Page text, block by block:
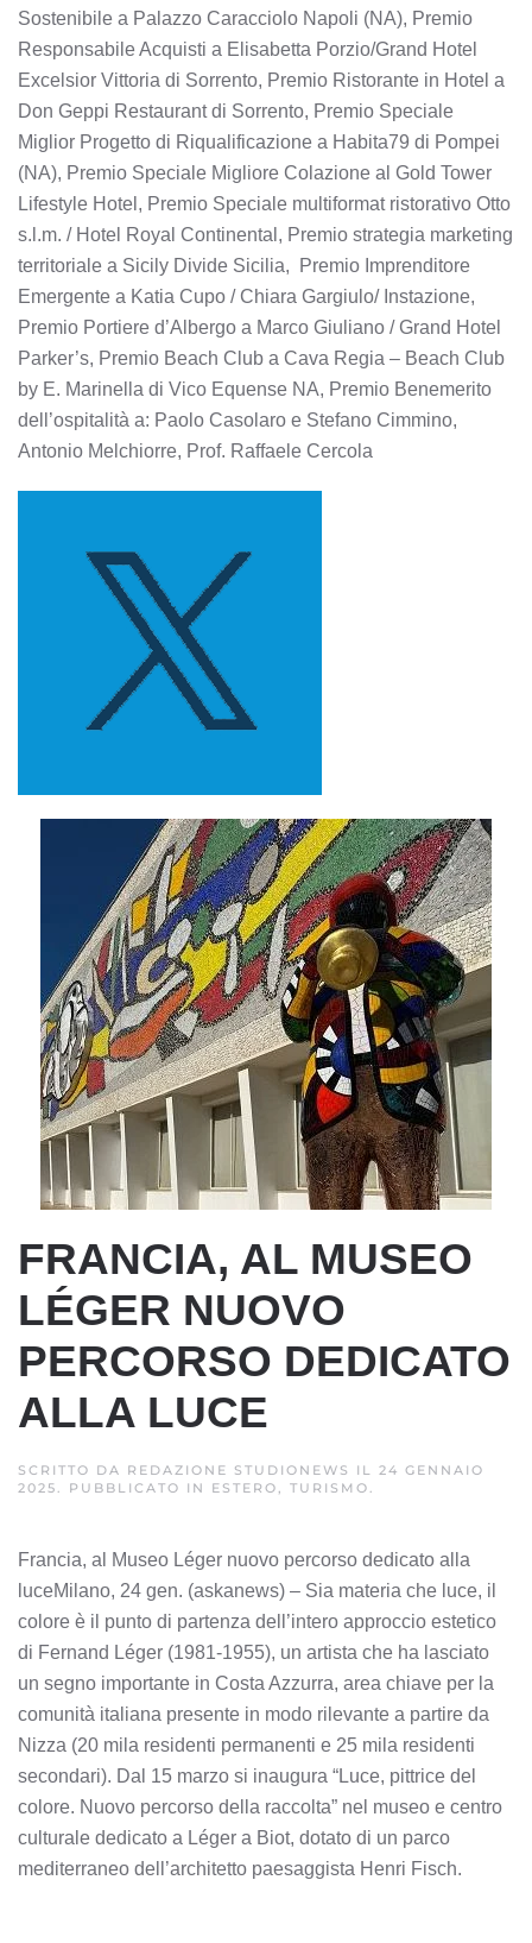
Sostenibile a Palazzo Caracciolo Napoli (NA), Premio
Responsabile Acquisti a Elisabetta Porzio/Grand Hotel
Excelsior Vittoria di Sorrento, Premio Ristorante in Hotel a
Don Geppi Restaurant di Sorrento, Premio Speciale
Miglior Progetto di Riqualificazione a Habita79 di Pompei
(NA), Premio Speciale Migliore Colazione al Gold Tower
Lifestyle Hotel, Premio Speciale multiformat ristorativo Otto
s.l.m. / Hotel Royal Continental, Premio strategia marketing
territoriale a Sicily Divide Sicilia, Premio Imprenditore
Emergente a Katia Cupo / Chiara Gargiulo/ Instazione,
Premio Portiere d’Albergo a Marco Giuliano / Grand Hotel
Parker’s, Premio Beach Club a Cava Regia – Beach Club
by E. Marinella di Vico Equense NA, Premio Benemerito
dell’ospitalità a: Paolo Casolaro e Stefano Cimmino,
Antonio Melchiorre, Prof. Raffaele Cercola
FRANCIA, AL MUSEO
LÉGER NUOVO
PERCORSO DEDICATO
ALLA LUCE
SCRITTO DA REDAZIONE STUDIONEWS IL 24 GENNAIO
2025. PUBBLICATO IN ESTERO, TURISMO.
Francia, al Museo Léger nuovo percorso dedicato alla
luceMilano, 24 gen. (askanews) – Sia materia che luce, il
colore è il punto di partenza dell’intero approccio estetico
di Fernand Léger (1981-1955), un artista che ha lasciato
un segno importante in Costa Azzurra, area chiave per la
comunità italiana presente in modo rilevante a partire da
Nizza (20 mila residenti permanenti e 25 mila residenti
secondari). Dal 15 marzo si inaugura “Luce, pittrice del
colore. Nuovo percorso della raccolta” nel museo e centro
culturale dedicato a Léger a Biot, dotato di un parco
mediterraneo dell’architetto paesaggista Henri Fisch.